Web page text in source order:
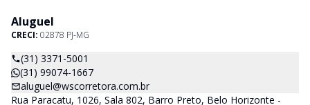
Aluguel
CRECI: 02878 PJ-MG
(31) 3371-5001
(31) 99074-1667
aluguel@wscorretora.com.br
Rua Paracatu, 1026, Sala 802, Barro Preto, Belo Horizonte -